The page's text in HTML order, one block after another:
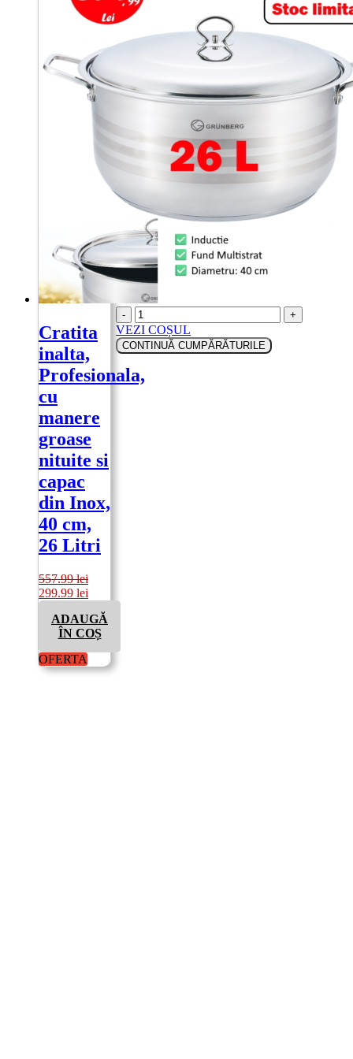
Cratita
inalta,
Profesionala,
cu
manere
groase
nituite si
capac
din Inox,
40 cm,
26 Litri
557.99lei
Prețul
inițial
fost:
557.99 lei.
299.99 lei
este:
299.99 lei.
ADAUGĂ
ÎN COȘ
OFERTA
NE GĂSEȘTI PE FACEBOOK
Urmărește ofertele și noutățile noastre direct
Vezi pagina noastră de Facebook
2020 © doarPROMOȚII.ro
Cratita din Inox cu Capac din Inox, 34 cm,
14.5 Litri, Grunberg Cratita din Inox cu
Capac din Inox, 32 cm, 12.5 Litri, Grunberg
Scroll to top
Adăugat în coș
- +
VEZI COȘUL
CONTINUĂ CUMPĂRĂTURILE